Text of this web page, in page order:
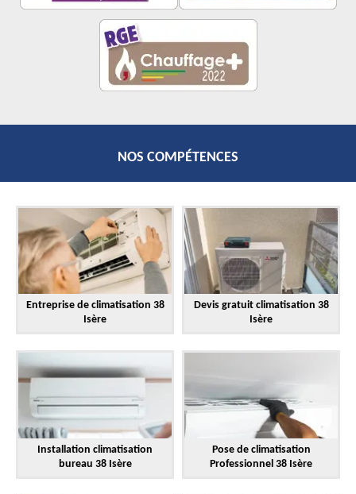
NOS COMPÉTENCES
Entreprise de climatisation 38
Isère
Devis gratuit climatisation 38
Isère
Installation climatisation
bureau 38 Isère
Pose de climatisation
Professionnel 38 Isère